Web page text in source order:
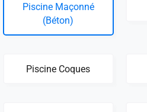
Piscine Maçonné
(Béton)
Piscine Coques